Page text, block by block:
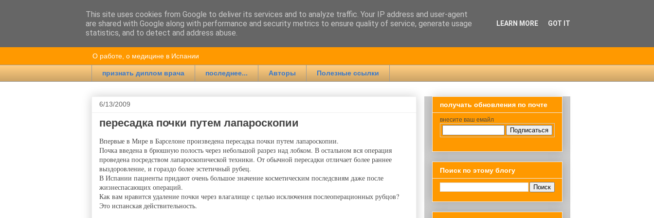
Врач в Испании
О работе, о медицине в Испании
признать диплом врача последнее... Авторы Полезные ссылки
6/13/2009
пересадка почки путем лапароскопии
Впервые в Мире в Барселоне произведена пересадка почки путем лапароскопии.
Почка введена в брюшную полость через небольшой разрез над лобком. В остальном вся операция
проведена посредством лапароскопической техники. От обычной пересадки отличает более раннее
выздоровление, и гораздо более эстетичный рубец.
В Испании пациенты придают очень большое значение косметическим последсвиям даже после
жизнеспасающих операций.
Как вам нравится удаление почки через влагалище с целью исключения послеоперационных рубцов?
Это испанская действительность.
получать обновления по почте
внесите ваш емайл
Поиск по этому блогу
This site uses cookies from Google to deliver its services and to analyze traffic. Your IP address and user-agent
are shared with Google along with performance and security metrics to ensure quality of service, generate usage
statistics, and to detect and address abuse.
LEARN MORE GOT IT